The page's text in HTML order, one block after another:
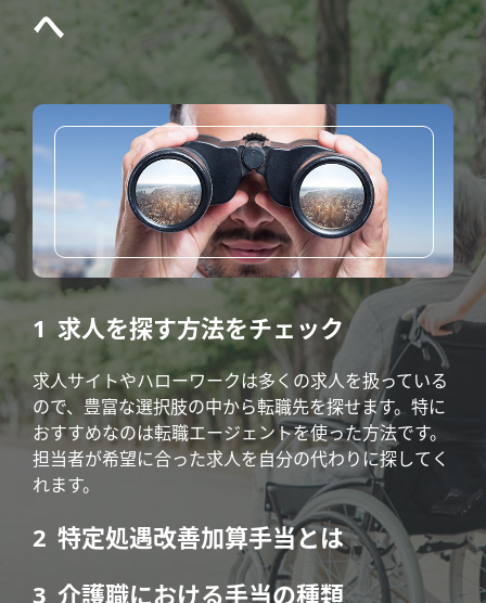
へ
求人を探す方法をチェック
求人サイトやハローワークは多くの求人を扱っている
ので、豊富な選択肢の中から転職先を探せます。特に
おすすめなのは転職エージェントを使った方法です。
担当者が希望に合った求人を自分の代わりに探してく
れます。
特定処遇改善加算手当とは
介護職における手当の種類